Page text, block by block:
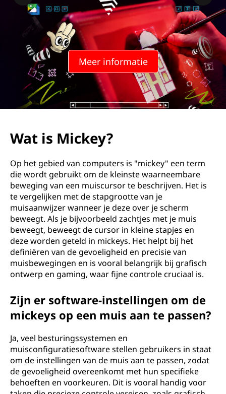
Meer informatie
Wat is Mickey?
Op het gebied van computers is "mickey" een term
die wordt gebruikt om de kleinste waarneembare
beweging van een muiscursor te beschrijven. Het is
te vergelijken met de stapgrootte van je
muisaanwijzer wanneer je deze over je scherm
beweegt. Als je bijvoorbeeld zachtjes met je muis
beweegt, beweegt de cursor in kleine stapjes en
deze worden geteld in mickeys. Het helpt bij het
definiëren van de gevoeligheid en precisie van
muisbewegingen en is vooral belangrijk bij grafisch
ontwerp en gaming, waar fijne controle cruciaal is.
Zijn er software-instellingen om de
mickeys op een muis aan te passen?
Ja, veel besturingssystemen en
muisconfiguratiesoftware stellen gebruikers in staat
om de instellingen van de muis aan te passen, zodat
de gevoeligheid overeenkomt met hun specifieke
behoeften en voorkeuren. Dit is vooral handig voor